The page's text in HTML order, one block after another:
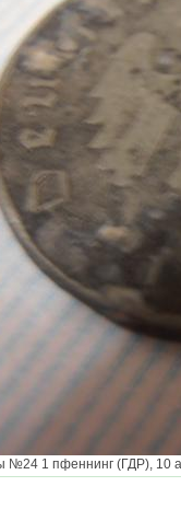
№24 1 пфеннинг (ГДР), 10